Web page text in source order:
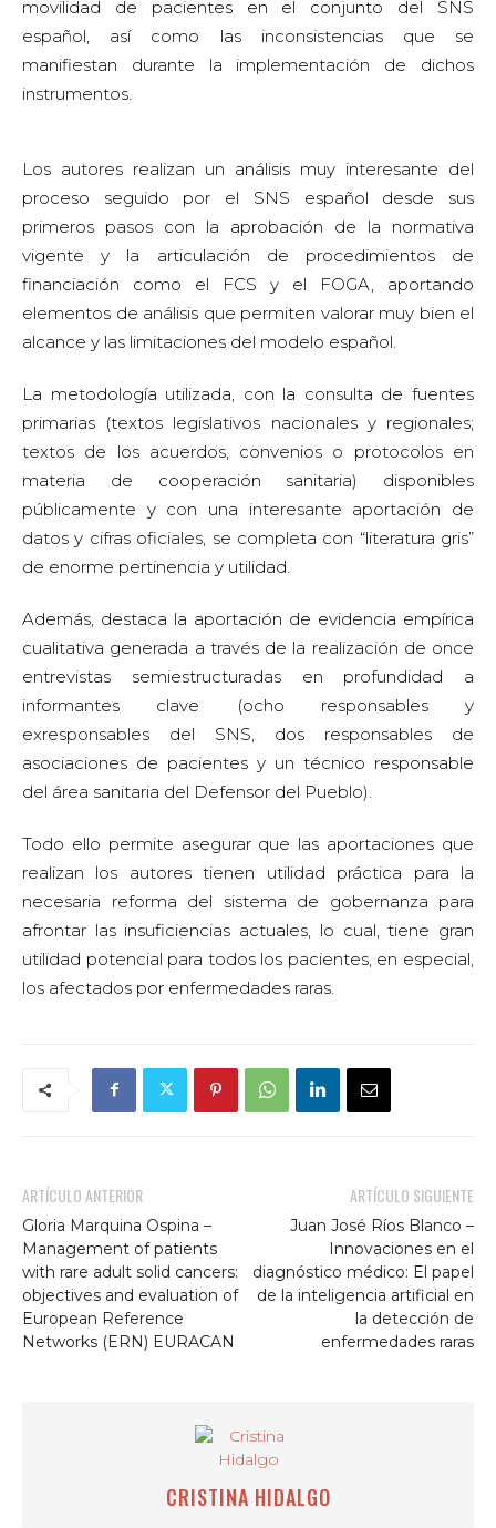
movilidad de pacientes en el conjunto del SNS
español, así como las inconsistencias que se
manifiestan durante la implementación de dichos
instrumentos.
Los autores realizan un análisis muy interesante del
proceso seguido por el SNS español desde sus
primeros pasos con la aprobación de la normativa
vigente y la articulación de procedimientos de
financiación como el FCS y el FOGA, aportando
elementos de análisis que permiten valorar muy bien el
alcance y las limitaciones del modelo español.
La metodología utilizada, con la consulta de fuentes
primarias (textos legislativos nacionales y regionales;
textos de los acuerdos, convenios o protocolos en
materia de cooperación sanitaria) disponibles
públicamente y con una interesante aportación de
datos y cifras oficiales, se completa con “literatura gris”
de enorme pertinencia y utilidad.
Además, destaca la aportación de evidencia empírica
cualitativa generada a través de la realización de once
entrevistas semiestructuradas en profundidad a
informantes clave (ocho responsables y
exresponsables del SNS, dos responsables de
asociaciones de pacientes y un técnico responsable
del área sanitaria del Defensor del Pueblo).
Todo ello permite asegurar que las aportaciones que
realizan los autores tienen utilidad práctica para la
necesaria reforma del sistema de gobernanza para
afrontar las insuficiencias actuales, lo cual, tiene gran
utilidad potencial para todos los pacientes, en especial,
los afectados por enfermedades raras.
ARTÍCULO ANTERIOR
Gloria Marquina Ospina –
Management of patients
with rare adult solid cancers:
objectives and evaluation of
European Reference
Networks (ERN) EURACAN
ARTÍCULO SIGUIENTE
Juan José Ríos Blanco –
Innovaciones en el
diagnóstico médico: El papel
de la inteligencia artificial en
la detección de
enfermedades raras
CRISTINA HIDALGO